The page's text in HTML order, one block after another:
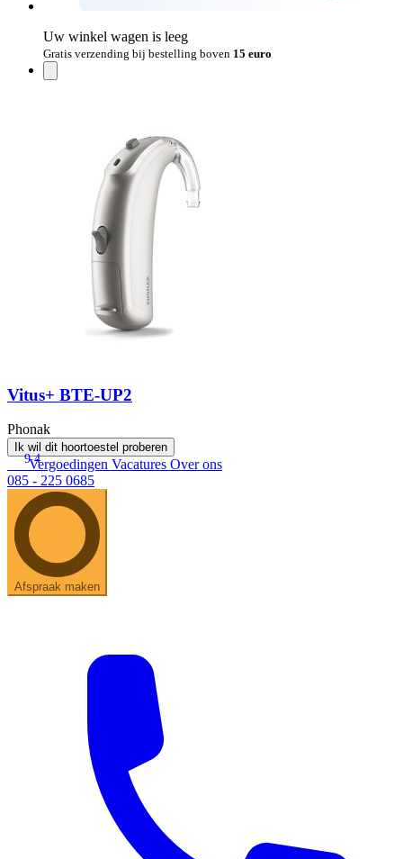
Uw winkel wagen is leeg
Gratis verzending bij bestelling boven 15 euro
Vitus+ BTE-UP2
Phonak
Ik wil dit hoortoestel proberen
9.4
Vergoedingen Vacatures Over ons
085 - 225 0685
Afspraak maken